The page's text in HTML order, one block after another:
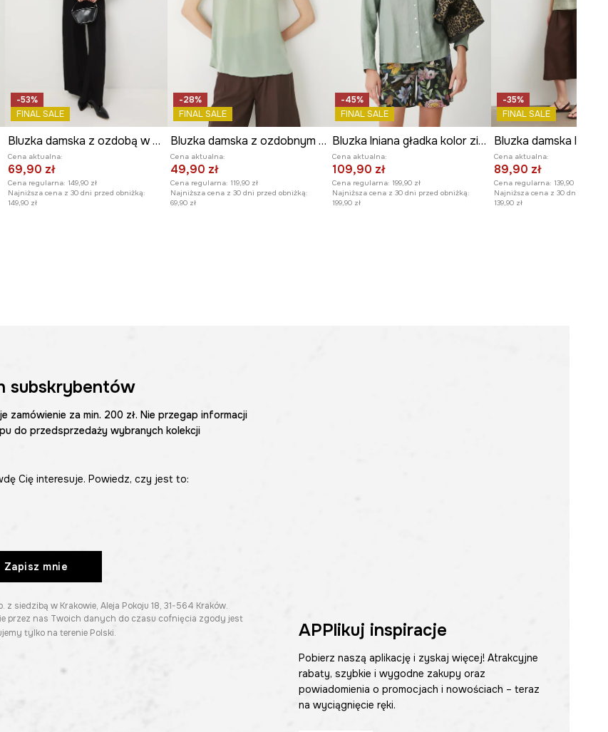
-53%
FINAL SALE
Bluzka damska z ozdobą w kształcie kwiatu
Cena aktualna:
69,90 zł
Cena regularna: 149,90 zł
Najniższa cena z 30 dni przed obniżką:
149,90 zł
-28%
FINAL SALE
Bluzka damska z ozdobnym dekoltem kolor zielony
Cena aktualna:
49,90 zł
Cena regularna: 119,90 zł
Najniższa cena z 30 dni przed obniżką:
69,90 zł
-45%
FINAL SALE
Bluzka lniana gładka kolor zielony
Cena aktualna:
109,90 zł
Cena regularna: 199,90 zł
Najniższa cena z 30 dni przed obniżką:
199,90 zł
-35%
FINAL SALE
Bluzka damska lniana
Cena aktualna:
89,90 zł
Cena regularna: 139,90 zł
Najniższa cena z 30 dni przed
139,90 zł
subskrybentów
za min. 200 zł. Nie przegap informacji
do przedsprzedaży wybranych kolekcji
Cię interesuje. Powiedz, czy jest to:
Zapisz mnie
w Krakowie, Aleja Pokoju 18, 31-564 Kraków.
przez nas Twoich danych do czasu cofnięcia zgody jest
tylko na terenie Polski. APPlikuj inspiracje
Pobierz naszą aplikację i zyskaj więcej! Atrakcyjne
rabaty, szybkie i wygodne zakupy oraz
powiadomienia o promocjach i nowościach – teraz
na wyciągnięcie ręki.